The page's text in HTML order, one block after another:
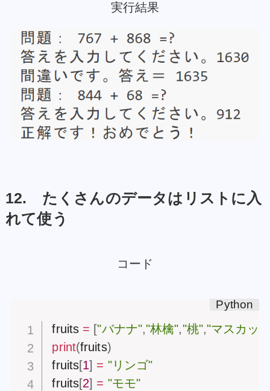
実行結果
12. たくさんのデータはリストに入
れて使う
コード
fruits = ["バナナ","林檎","桃","マスカッ
print(fruits)
fruits[1] = "リンゴ"
fruits[2] = "モモ"